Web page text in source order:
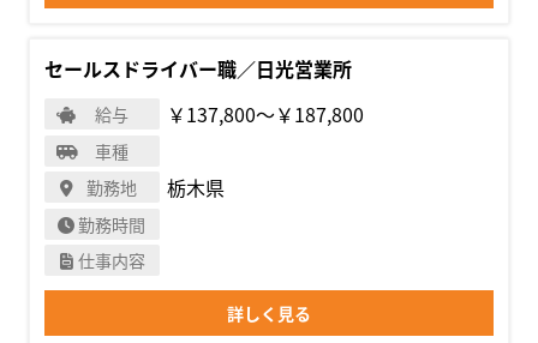
セールスドライバー職／日光営業所
給与 ￥137,800〜￥187,800
車種
勤務地
栃木県
勤務時間
仕事内容
詳しく見る